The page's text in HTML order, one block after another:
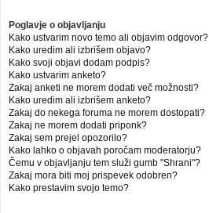
Poglavje o objavljanju
Kako ustvarim novo temo ali objavim odgovor?
Kako uredim ali izbrišem objavo?
Kako svoji objavi dodam podpis?
Kako ustvarim anketo?
Zakaj anketi ne morem dodati več možnosti?
Kako uredim ali izbrišem anketo?
Zakaj do nekega foruma ne morem dostopati?
Zakaj ne morem dodati priponk?
Zakaj sem prejel opozorilo?
Kako lahko o objavah poročam moderatorju?
Čemu v objavljanju tem služi gumb "Shrani"?
Zakaj mora biti moj prispevek odobren?
Kako prestavim svojo temo?